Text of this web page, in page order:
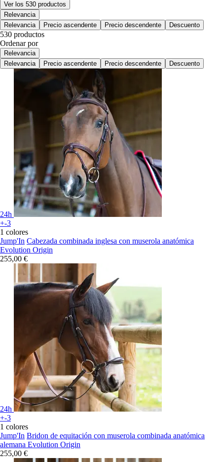
Ver los 530 productos
Relevancia
Relevancia
Precio ascendente Precio descendente Descuento
530 productos
Ordenar por
Relevancia
Relevancia
Precio ascendente Precio descendente Descuento
24h
+-3
1 colores
Jump'In Cabezada combinada inglesa con muserola anatómica
Evolution Origin
255,00 €
24h
+-3
1 colores
Jump'In Bridon de equitación con muserola combinada anatómica
alemana Evolution Origin
255,00 €